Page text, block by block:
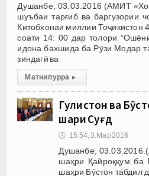
Душанбе, 03.03.2016 (АМИТ
шуъбаи тарғиб ва баргузории
Китобхонаи миллии Тоҷикистон
соати 14: 00 дар толори
идона бахшида ба Рӯзи Модар
зиндагӣ ва
Матни пурра ▸
Гулистон ва
шаҳри Суғд
🕔 15:54, 3.Мар 2016
Душанбе,
шаҳри Қайроққум ба
шаҳри Бӯстон табдил